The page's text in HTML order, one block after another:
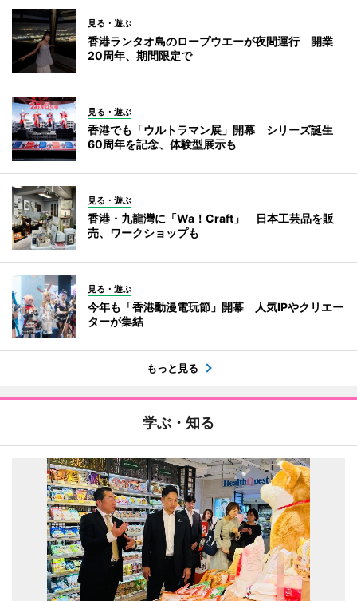
見る・遊ぶ
香港ランタオ島のロープウエーが夜間運行 開業
20周年、期間限定で
見る・遊ぶ
香港でも「ウルトラマン展」開幕 シリーズ誕生
60周年を記念、体験型展示も
見る・遊ぶ
香港・九龍灣に「Wa！Craft」 日本工芸品を販
売、ワークショップも
見る・遊ぶ
今年も「香港動漫電玩節」開幕 人気IPやクリエー
ターが集結
もっと見る
学ぶ・知る